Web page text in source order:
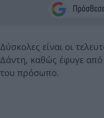
Δύσκολες είναι οι
Δάντη, καθώς έφυγε
του πρόσωπο.